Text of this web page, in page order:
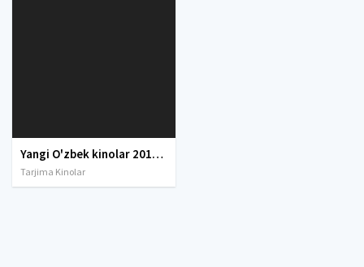
Yangi O'zbek kinolar 2010-2011-2012-2013-2014-2015-2016-2017-2018-2019-2020-2021-2022-2023-2024-2025 O'zbek tilida Uzbek tarjima Full HD
Tarjima Kinolar